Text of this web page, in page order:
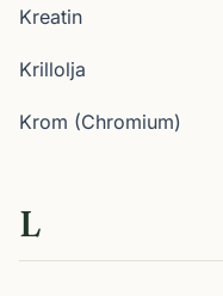
Kreatin
Krillolja
Krom (Chromium)
L